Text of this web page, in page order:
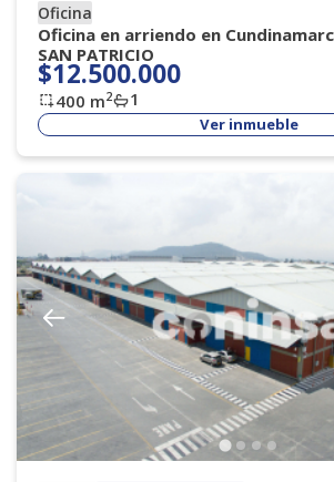
Oficina
Oficina en arriendo en
SAN PATRICIO
$12.500.000
400 m2 1
Ver inmueble